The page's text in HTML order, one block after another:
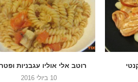
רוטב עגבניות שרי פיקנטי
30 במרץ 2016